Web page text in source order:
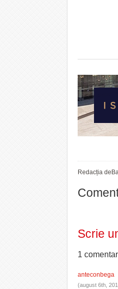
Redacția
Scrie
1
anteconbega
(august 6th,